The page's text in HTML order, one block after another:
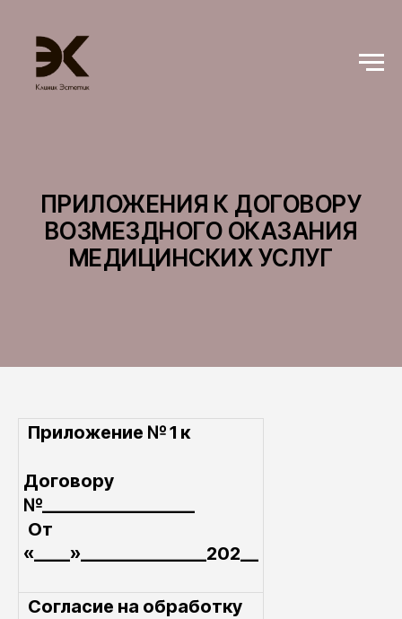
ПРИЛОЖЕНИЯ К ДОГОВОРУ
ВОЗМЕЗДНОГО ОКАЗАНИЯ
МЕДИЦИНСКИХ УСЛУГ
Приложение № 1 к
Договору
№_________________
От
«____»______________202__
Согласие на обработку